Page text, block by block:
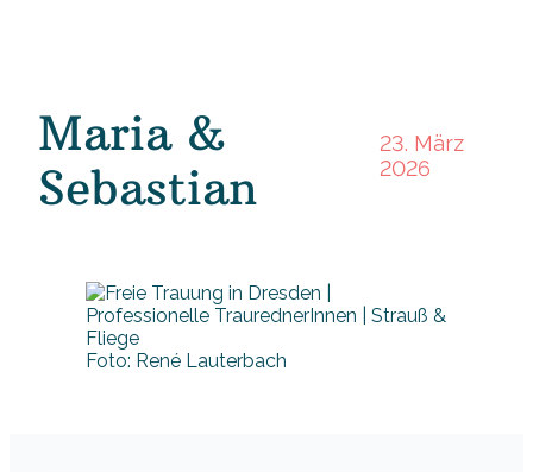
Maria &
Sebastian
23. März
2026
Foto: René Lauterbach